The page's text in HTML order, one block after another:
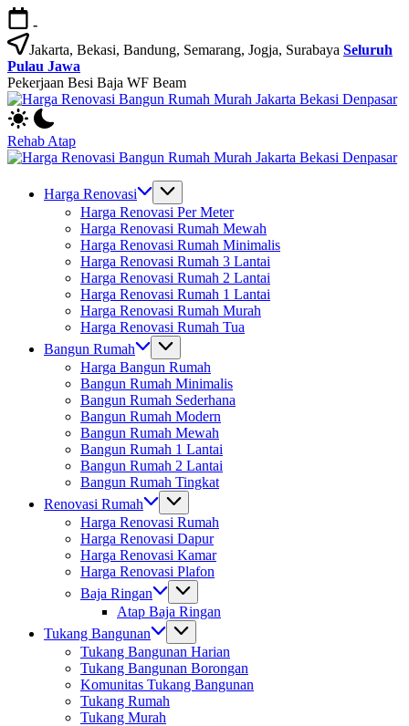
Skip
to
content
-
Jakarta, Bekasi, Bandung, Semarang, Jogja, Surabaya Seluruh
Pulau Jawa
Pekerjaan Besi Baja WF Beam
Jasa
Bangun
Rumah
dan
Rumah
Rehab Atap
Bangun
Rumah
Harga Renovasi
Harga Renovasi Per Meter
Harga Renovasi Rumah Mewah
Harga Renovasi Rumah Minimalis
Harga Renovasi Rumah 3 Lantai
Harga Renovasi Rumah 2 Lantai
Harga Renovasi Rumah 1 Lantai
Harga Renovasi Rumah Murah
Harga Renovasi Rumah Tua
Bangun Rumah
Harga Bangun Rumah
Bangun Rumah Minimalis
Bangun Rumah Sederhana
Bangun Rumah Modern
Bangun Rumah Mewah
Bangun Rumah 1 Lantai
Bangun Rumah 2 Lantai
Bangun Rumah Tingkat
Renovasi Rumah
Harga Renovasi Rumah
Harga Renovasi Dapur
Harga Renovasi Kamar
Harga Renovasi Plafon
Baja Ringan
Atap Baja Ringan
Tukang Bangunan
Tukang Bangunan Harian
Tukang Bangunan Borongan
Komunitas Tukang Bangunan
Tukang Rumah
Tukang Murah